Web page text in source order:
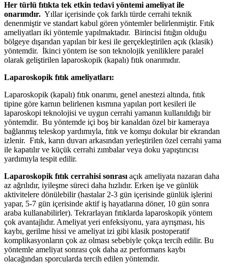
Her türlü fıtıkta tek etkin tedavi yöntemi ameliyat ile
onarımdır. Yıllar içerisinde çok farklı türde cerrahi teknik
denenmiştir ve standart kabul gören yöntemler belirlenmiştir. Fıtık
ameliyatları iki yöntemle yapılmaktadır. Birincisi fıtığın olduğu
bölgeye dışarıdan yapılan bir kesi ile gerçekleştirilen açık (klasik)
yöntemdir. İkinci yöntem ise son teknolojik yeniliklere paralel
olarak geliştirilen laparoskopik (kapalı) fıtık onarımıdır.
Laparoskopik fıtık ameliyatları:
Laparoskopik (kapalı) fıtık onarımı, genel anestezi altında, fıtık
tipine göre karnın belirlenen kısmına yapılan port kesileri ile
laparoskopi teknolojisi ve uygun cerrahi yamanın kullanıldığı bir
yöntemdir. Bu yöntemde içi boş bir kanaldan özel bir kameraya
bağlanmış teleskop yardımıyla, fıtık ve komşu dokular bir ekrandan
izlenir. Fıtık, karın duvarı arkasından yerleştirilen özel cerrahi yama
ile kapatılır ve küçük cerrahi zımbalar veya doku yapıştırıcısı
yardımıyla tespit edilir.
Laparoskopik fıtık cerrahisi sonrası açık ameliyata nazaran daha
az ağrılıdır, iyileşme süreci daha hızlıdır. Erken işe ve günlük
aktivitelere dönülebilir (hastalar 2-3 gün içerisinde günlük işlerini
yapar, 5-7 gün içerisinde aktif iş hayatlarına döner, 10 gün sonra
araba kullanabilirler). Tekrarlayan fıtıklarda laparoskopik yöntem
çok avantajlıdır. Ameliyat yeri enfeksiyonu, yara ayrışması, his
kaybı, gerilme hissi ve ameliyat izi gibi klasik postoperatif
komplikasyonların çok az olması sebebiyle çokça tercih edilir. Bu
yöntemle ameliyat sonrası çok daha az performans kaybı
olacağından sporcularda tercih edilen yöntemdir.